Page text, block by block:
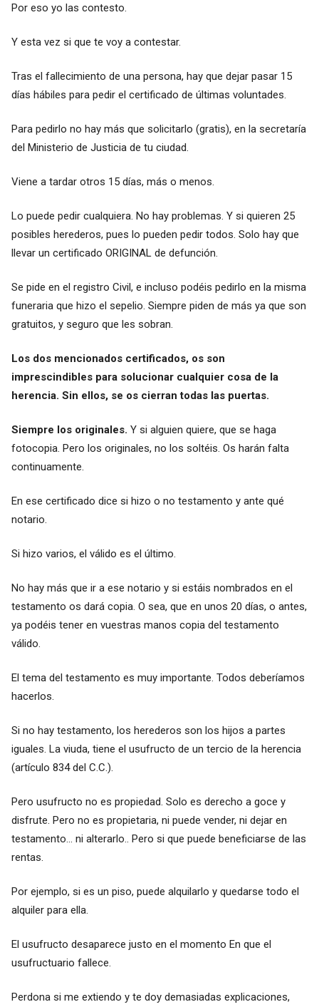
Por eso yo las contesto.
Y esta vez si que te voy a contestar.
Tras el fallecimiento de una persona, hay que dejar pasar 15
días hábiles para pedir el certificado de últimas voluntades.
Para pedirlo no hay más que solicitarlo (gratis), en la secretaría
del Ministerio de Justicia de tu ciudad.
Viene a tardar otros 15 días, más o menos.
Lo puede pedir cualquiera. No hay problemas. Y si quieren 25
posibles herederos, pues lo pueden pedir todos. Solo hay que
llevar un certificado ORIGINAL de defunción.
Se pide en el registro Civil, e incluso podéis pedirlo en la misma
funeraria que hizo el sepelio. Siempre piden de más ya que son
gratuitos, y seguro que les sobran.
Los dos mencionados certificados, os son
imprescindibles para solucionar cualquier cosa de la
herencia. Sin ellos, se os cierran todas las puertas.
Siempre los originales. Y si alguien quiere, que se haga
fotocopia. Pero los originales, no los soltéis. Os harán falta
continuamente.
En ese certificado dice si hizo o no testamento y ante qué
notario.
Si hizo varios, el válido es el último.
No hay más que ir a ese notario y si estáis nombrados en el
testamento os dará copia. O sea, que en unos 20 días, o antes,
ya podéis tener en vuestras manos copia del testamento
válido.
El tema del testamento es muy importante. Todos deberíamos
hacerlos.
Si no hay testamento, los herederos son los hijos a partes
iguales. La viuda, tiene el usufructo de un tercio de la herencia
(artículo 834 del C.C.).
Pero usufructo no es propiedad. Solo es derecho a goce y
disfrute. Pero no es propietaria, ni puede vender, ni dejar en
testamento... ni alterarlo.. Pero si que puede beneficiarse de las
rentas.
Por ejemplo, si es un piso, puede alquilarlo y quedarse todo el
alquiler para ella.
El usufructo desaparece justo en el momento En que el
usufructuario fallece.
Perdona si me extiendo y te doy demasiadas explicaciones,